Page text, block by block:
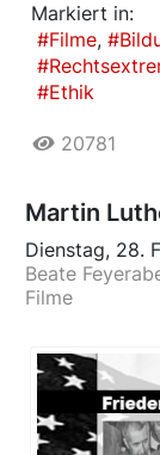
Markiert in:
Filme
Ethik
20781
Martin
Dienstag, 28.
Beate
Filme